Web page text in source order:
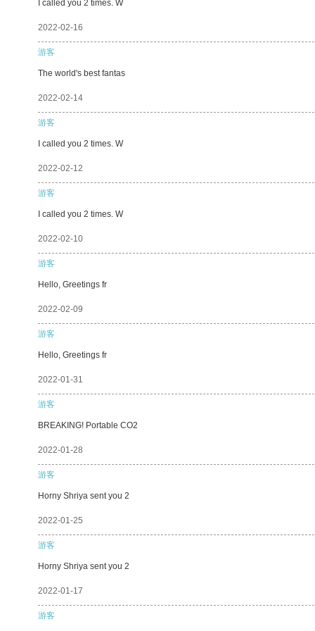
I called you 2 times. W
2022-02-16
游客
The world's best fantas
2022-02-14
游客
I called you 2 times. W
2022-02-12
游客
I called you 2 times. W
2022-02-10
游客
Hello, Greetings fr
2022-02-09
游客
Hello, Greetings fr
2022-01-31
游客
BREAKING! Portable CO2
2022-01-28
游客
Horny Shriya sent you 2
2022-01-25
游客
Horny Shriya sent you 2
2022-01-17
游客